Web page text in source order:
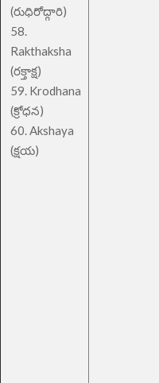
(రుధిరోద్గారి)
58.
Rakthaksha
(రక్తాక్ష)
59. Krodhana
(క్రోధన)
60. Akshaya
(క్షయ)